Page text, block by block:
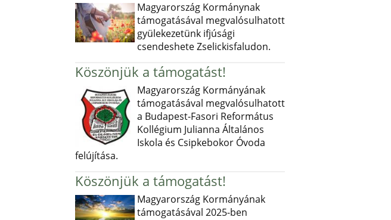
Magyarország Kormánynak
támogatásával megvalósulhatott
gyülekezetünk ifjúsági
csendeshete Zselickisfaludon.
Köszönjük a támogatást!
Magyarország Kormányának
támogatásával megvalósulhatott
a Budapest-Fasori Református
Kollégium Julianna Általános
Iskola és Csipkebokor Óvoda
felújítása.
Köszönjük a támogatást!
Magyarország Kormányának
támogatásával 2025-ben